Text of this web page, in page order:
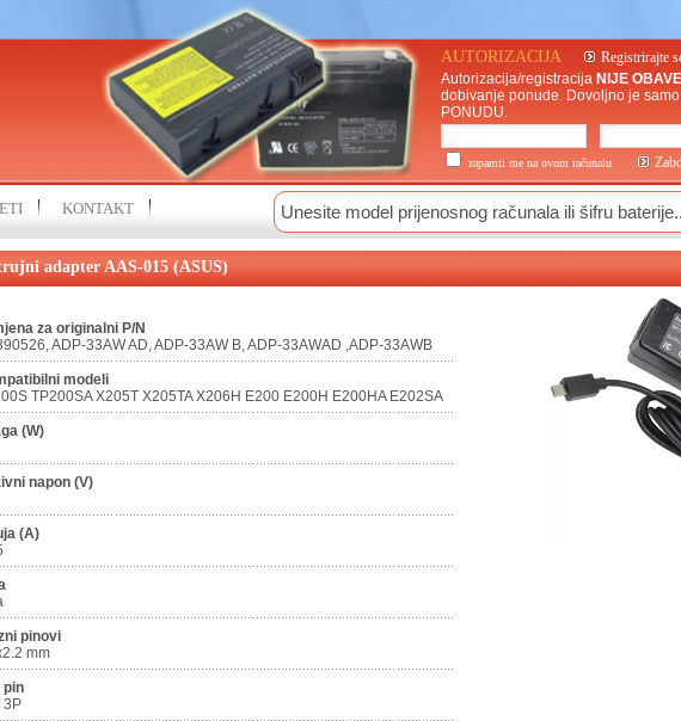
AUTORIZACIJA
Registrirajte
Autorizacija/registracija NIJE
dobivanje ponude. Dovoljno je
PONUDU.
zapamti me na ovom računalu
KONTAKT
adapter AAS-015 (ASUS)
za originalni P/N
ADP-33AW AD, ADP-33AW B, ADP-33AWAD ,ADP-33AWB
modeli
TP200SA X205T X205TA X206H E200 E200H E200HA E202SA
(W)
napon (V)
(A)
pinovi
mm
pin
3P